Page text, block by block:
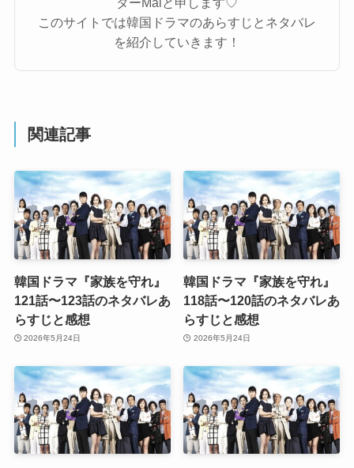
このサイトでは韓国ドラマのあらすじとネタバレ
を紹介していきます！
関連記事
韓国ドラマ『家族を守れ』
121話〜123話のネタバレあ
らすじと感想
2026年5月24日
韓国ドラマ『家族を守れ』
118話〜120話のネタバレあ
らすじと感想
2026年5月24日